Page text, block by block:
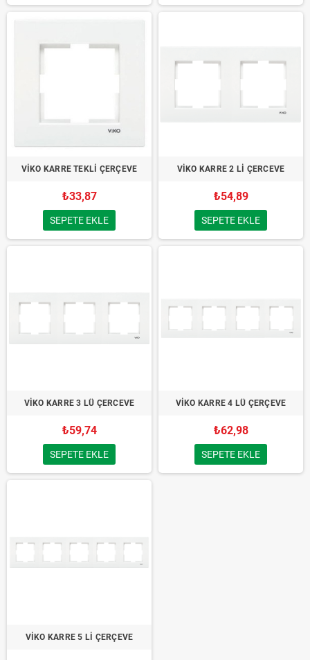
VİKO KARRE TEKLİ ÇERÇEVE
₺33,87
SEPETE EKLE
VİKO KARRE 2 Lİ ÇERCEVE
₺54,89
SEPETE EKLE
VİKO KARRE 3 LÜ ÇERCEVE
₺59,74
SEPETE EKLE
VİKO KARRE 4 LÜ ÇERÇEVE
₺62,98
SEPETE EKLE
VİKO KARRE 5 Lİ ÇERÇEVE